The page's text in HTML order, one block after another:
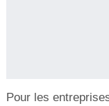
Pour les